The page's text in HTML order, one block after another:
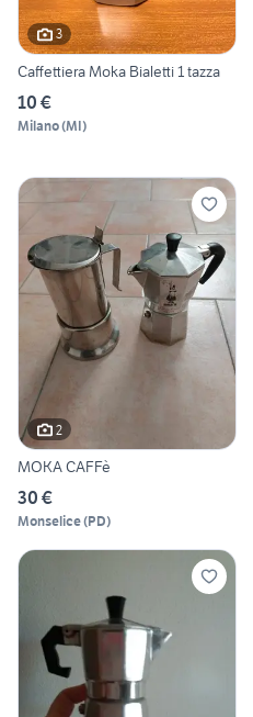
3
Caffettiera Moka Bialetti 1 tazza
10 €
Milano(MI)
2
MOKA CAFFè
30 €
Monselice(PD)